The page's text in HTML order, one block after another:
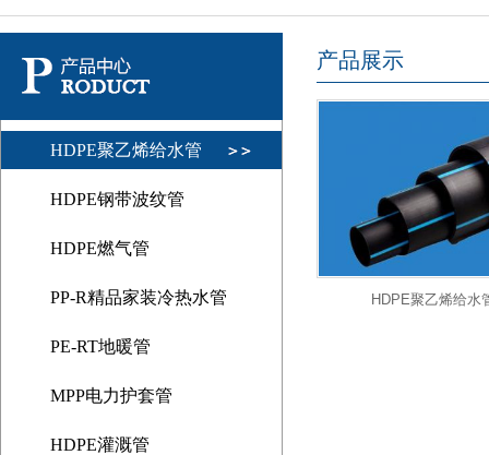
HDPE聚乙烯给水管
HDPE钢带波纹管
HDPE燃气管
PP-R精品家装冷热水管
PE-RT地暖管
MPP电力护套管
HDPE灌溉管
产品展示
HDPE聚乙烯给水